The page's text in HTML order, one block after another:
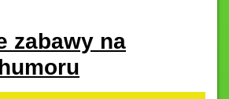
zabawy na